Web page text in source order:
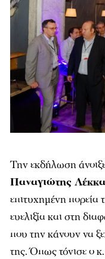
Την εκδήλωση
Παναγιώτης
επιτυχημένη πορεία
ευελιξία και στη
που την κάνουν να
της. Όπως τόνισε ο